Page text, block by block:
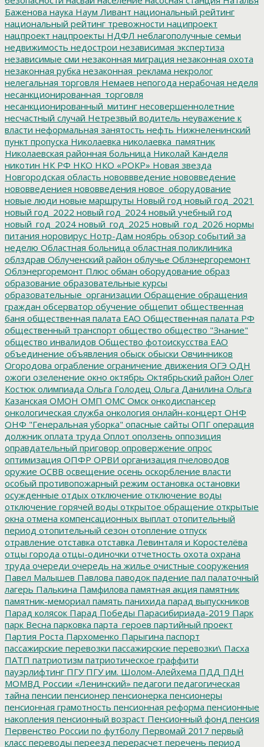
Баженова наука Наум Ливант национальный рейтинг
национальный рейтинг тревожности наципроект
нацпроект нацпроекты НДФЛ неблагополучные семьи
недвижимость недострои независимая экспертиза
независимые сми незаконная миграция незаконная охота
незаконная рубка незаконная_реклама некролог
нелегальная торговля Немаев непогода нерабочая неделя
несанкционированная_торговля
несанкционированный_митинг несовершеннолетние
несчастный случай Нетрезвый водитель неуважение к
власти неформальная занятость нефть Нижнеленинский
пункт пропуска Николаевка николаевка_памятник
Николаевская районная больница Николай Канделя
никотин НК РФ НКО НКО «РОКР» Новая звезда
Новгородская область нововвведение нововведение
нововведениея нововведения новое_оборудование
новые люди новые маршруты Новый год новый год_2021
новый год_2022 новый год_2024 новый учебный год
новый_год_2024 новый_год_2025 новый_год_2026 нормы
питания норовирус Нотр-Дам ноябрь обзор событий за
неделю Областная больница областная поликлиника
облздрав Облученский район облучье Облэнергоремонт
Облэнергоремонт Плюс обман оборудование образ
образование образовательные курсы
образовательные_организации Обращение обращения
граждан обсерватор обучение общепит общественная
баня общественная палата ЕАО Общественная палата РФ
общественный транспорт общество общество "Знание"
общество инвалидов Общество фотоискусства ЕАО
объединение объявления обыск обыски Овчинников
Огородова ограбление ограничение движения ОГЭ ОДН
ожоги озеленение окно октябрь Октябрьский район Олег
Костюк олимпиада Ольга Голодец Ольга Данилина Ольга
Казанская ОМОН ОМП ОМС Омск онкодиспансер
онкологическая служба онкология онлайн-концерт ОНФ
ОНФ "Генеральная уборка" опасные сайты ОПГ операция
должник оплата труда Оплот оползень оппозиция
оправдательный приговор опровержение опрос
оптимизация ОПФР ОРВИ организация пчеловодов
оружие ОСВВ освещение осень оскорбление власти
особый противопожарный режим остановка остановки
осужденные отдых отключение отключение воды
отключение горячей воды открытое обращение открытые
окна отмена компенсационных выплат отопительный
период отопительный сезон отопление отпуск
отравление отставка отставка Левинталя и Коростелёва
отцы города отцы-одиночки отчетность охота охрана
труда очереди очередь на жилье очистные сооружения
Павел Малышев Павлова паводок падение пал палаточный
лагерь Палькина Памфилова памятная акция памятник
памятник-мемориал память панихида парад выпускников
Парад колясок Парад Победы Парасибириада-2019 Парк
парк Весна парковка парта_героев партийный проект
Партия Роста Пархоменко Парыгина паспорт
пассажирские перевозки пассажирские перевозки\ Пасха
ПАТП патриотизм патриотическое граффити
пауэрлифтинг ПГУПГУ им. Шолом-Алейхема ПДД ПДН
МОМВД России «Ленинский» педагоги педагогическая
тайна пенсии пенсионер пенсионерка пенсионеры
пенсионная грамотность пенсионная реформа пенсионные
накопления пенсионный возраст Пенсионный фонд пенсия
Первенство России по футболу Первомай 2017 первый
класс переводы переезд перерасчет перечень период